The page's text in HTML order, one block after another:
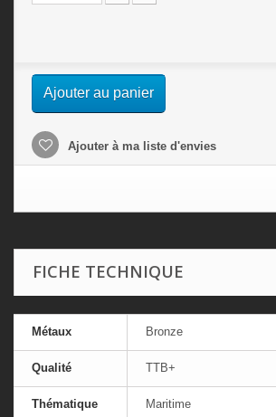
Ajouter au panier
Ajouter à ma liste d'envies
FICHE TECHNIQUE
Métaux Bronze
Qualité TTB+
Thématique Maritime